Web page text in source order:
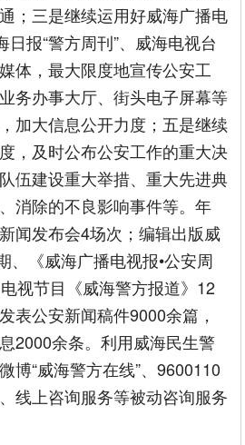
；三是继续运用好威海广播电
日报“警方周刊”、威海电视台
体，最大限度地宣传公安工
务办事大厅、街头电子屏幕等
加大信息公开力度；五是继续
，及时公布公安工作的重大决
伍建设重大举措、重大先进典
消除的不良影响事件等。年
闻发布会4场次；编辑出版威
、《威海广播电视报•公安周
视节目《威海警方报道》12
表公安新闻稿件9000余篇，
2000余条。利用威海民生警
博“威海警方在线”、9600110
线上咨询服务等被动咨询服务